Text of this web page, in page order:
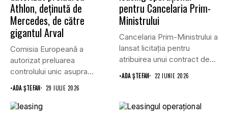
Athlon, deținută de
Mercedes, de către
gigantul Arval
Comisia Europeană a
autorizat preluarea
controlului unic asupra
companiei de leasing
Athlon...
•ADA ȘTEFAN 29 IULIE 2026
pentru Cancelaria Prim-
Ministrului
Cancelaria Prim-Ministrului a
lansat licitația pentru
atribuirea unui contract de
furnizare a...
•ADA ȘTEFAN 22 IUNIE 2026